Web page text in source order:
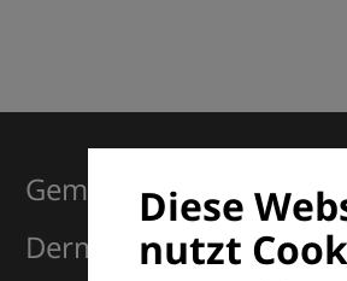
Diese
nutzt
Gemeinsam für
Dermatologie